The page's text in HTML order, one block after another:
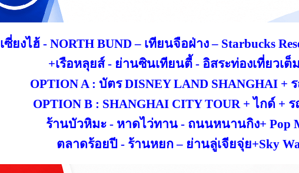
เซี่ยงไฮ้ - NORTH BUND – เทียนจือฝ่าง – Starbucks
+เรือหลุยส์ - ย่านซินเทียนตี้ - อิสระท่องเที่ยวเต็
OPTION A : บัตร DISNEY LAND SHANGHAI +
OPTION B : SHANGHAI CITY TOUR + ไกด์ + ร
ร้านบัวหิมะ - หาดไว่ทาน - ถนนหนานกิง+ Pop
ตลาดร้อยปี - ร้านหยก – ย่านลู่เจียจุ่ย+Sky